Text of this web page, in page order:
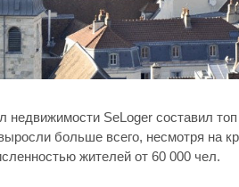
недвижимости SeLoger составил
больше всего, несмотря на
жителей от 60 000 чел.